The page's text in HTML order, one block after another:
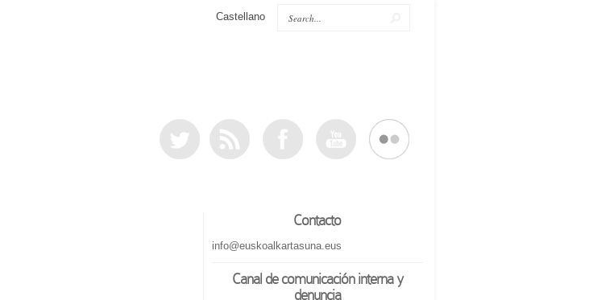
Castellano
Contacto
info@euskoalkartasuna.eus
Canal de comunicación interna y
denuncia